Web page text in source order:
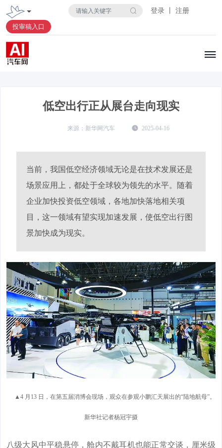
登录 丨 注册
投审稿入口
低空出行正从展台走向现实
新华网汽车 2025-04-16
当前，我国低空经济领域无论是在技术发展还是
场景应用上，都处于全球较为领先的水平。随着
企业加快投资低空领域，各地加快落地相关项
目，这一领域有望实现加速发展，使低空出行图
景加快成为现实。
▲4 月13 日，在第五届消博会现场，观众在参观小鹏汇天展出的“陆地航母”。
新华社记者杨冠宇摄
八级大风中平稳悬停，舱内不戴耳机也能正常交谈，厘米级